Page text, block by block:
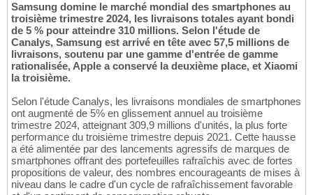
Samsung domine le marché mondial des smartphones au
troisième trimestre 2024, les livraisons totales ayant bondi
de 5 % pour atteindre 310 millions. Selon l'étude de
Canalys, Samsung est arrivé en tête avec 57,5 millions de
livraisons, soutenu par une gamme d'entrée de gamme
rationalisée, Apple a conservé la deuxième place, et Xiaomi
la troisième.
Selon l'étude Canalys, les livraisons mondiales de smartphones
ont augmenté de 5% en glissement annuel au troisième
trimestre 2024, atteignant 309,9 millions d'unités, la plus forte
performance du troisième trimestre depuis 2021. Cette hausse
a été alimentée par des lancements agressifs de marques de
smartphones offrant des portefeuilles rafraîchis avec de fortes
propositions de valeur, des nombres encourageants de mises à
niveau dans le cadre d'un cycle de rafraîchissement favorable